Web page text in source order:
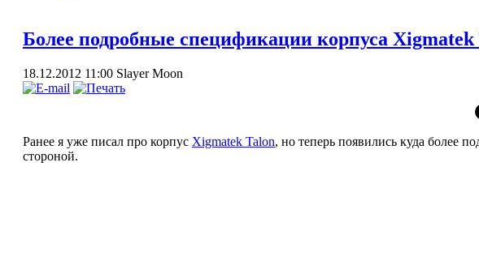
Более подробные спецификации корпуса Xigmatek
18.12.2012 11:00 Slayer Moon
Ранее я уже писал про корпус Xigmatek Talon, но теперь появились куда более
стороной.